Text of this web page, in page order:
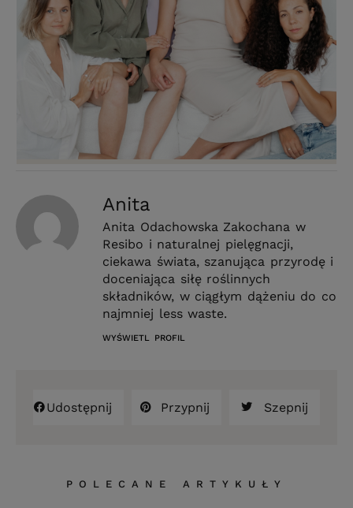
Anita
Anita Odachowska Zakochana w
Resibo i naturalnej pielęgnacji,
ciekawa świata, szanująca przyrodę i
doceniająca siłę roślinnych
składników, w ciągłym dążeniu do co
najmniej less waste.
WYŚWIETL PROFIL
Udostępnij Przypnij Szepnij
POLECANE ARTYKUŁY